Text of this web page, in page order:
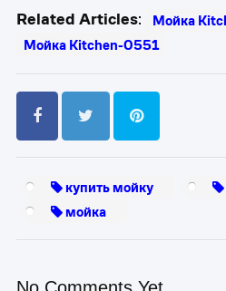
Related Articles:
Мойка
Мойка Kitchen-0551
купить мойку
мойка